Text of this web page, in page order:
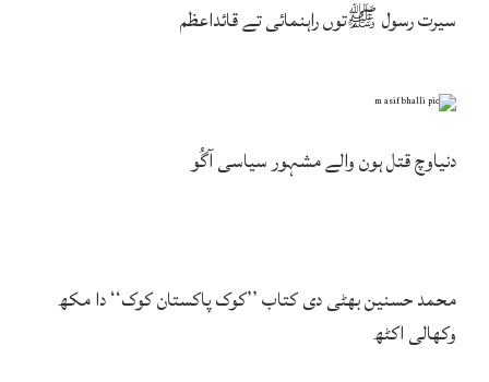
سیرت رسول ﷺتوں راہنمائی تے قائداعظم
دنیاوچ قتل ہون والے مشہور سیاسی آگُو
محمد حسنین بھٹی دی کتاب ’’کوک پاکستان کوک‘‘ دا مکھ
وکھالی اکٹھ